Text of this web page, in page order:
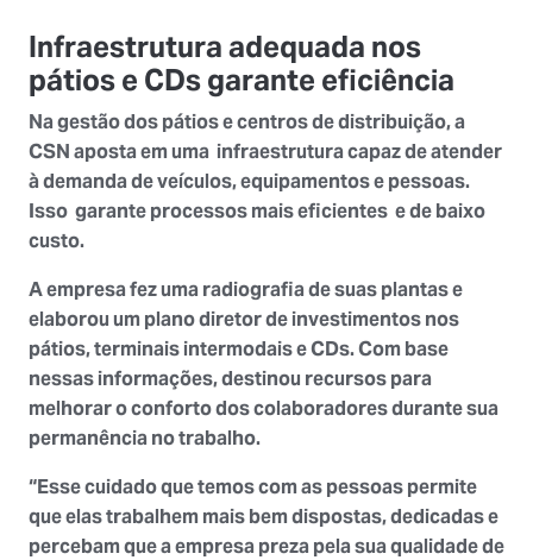
Infraestrutura adequada nos
pátios e CDs garante eficiência
Na gestão dos pátios e centros de distribuição, a
CSN aposta em uma infraestrutura capaz de atender
à demanda de veículos, equipamentos e pessoas.
Isso garante processos mais eficientes e debaixo
custo.
A empresa fez uma radiografia de suas plantase
elaborou umplano diretor de investimentosnos
pátios, terminais intermodais e CDs. Com base
nessas informações, destinou recursos para
melhorar o conforto dos colaboradores durante sua
permanência no trabalho.
“Esse cuidado que temos com as pessoas permite
que elas trabalhem mais bem dispostas, dedicadas e
percebam que a empresa preza pela sua qualidade de